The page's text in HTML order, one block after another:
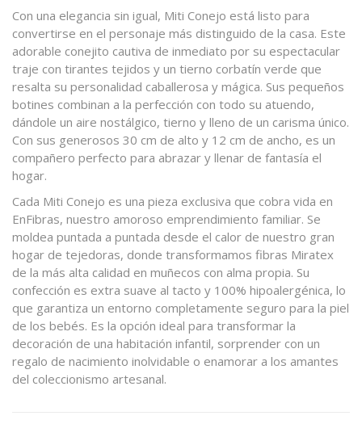
Con una elegancia sin igual, Miti Conejo está listo para
convertirse en el personaje más distinguido de la casa. Este
adorable conejito cautiva de inmediato por su espectacular
traje con tirantes tejidos y un tierno corbatín verde que
resalta su personalidad caballerosa y mágica. Sus pequeños
botines combinan a la perfección con todo su atuendo,
dándole un aire nostálgico, tierno y lleno de un carisma único.
Con sus generosos 30 cm de alto y 12 cm de ancho, es un
compañero perfecto para abrazar y llenar de fantasía el
hogar.
Cada Miti Conejo es una pieza exclusiva que cobra vida en
EnFibras, nuestro amoroso emprendimiento familiar. Se
moldea puntada a puntada desde el calor de nuestro gran
hogar de tejedoras, donde transformamos fibras Miratex
de la más alta calidad en muñecos con alma propia. Su
confección es extra suave al tacto y 100% hipoalergénica, lo
que garantiza un entorno completamente seguro para la piel
de los bebés. Es la opción ideal para transformar la
decoración de una habitación infantil, sorprender con un
regalo de nacimiento inolvidable o enamorar a los amantes
del coleccionismo artesanal.